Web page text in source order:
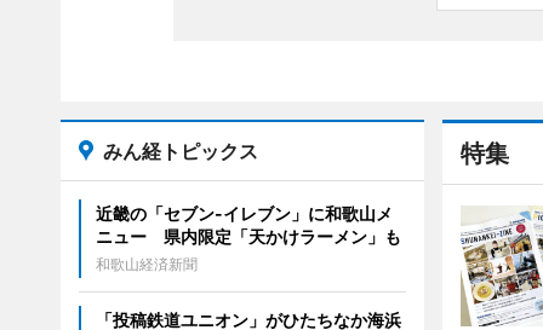
特集
みん経トピックス
近畿の「セブン-イレブン」に和歌山メ
ニュー 県内限定「天かけラーメン」も
和歌山経済新聞
「投稿鉄道ユニオン」がひたちなか海浜